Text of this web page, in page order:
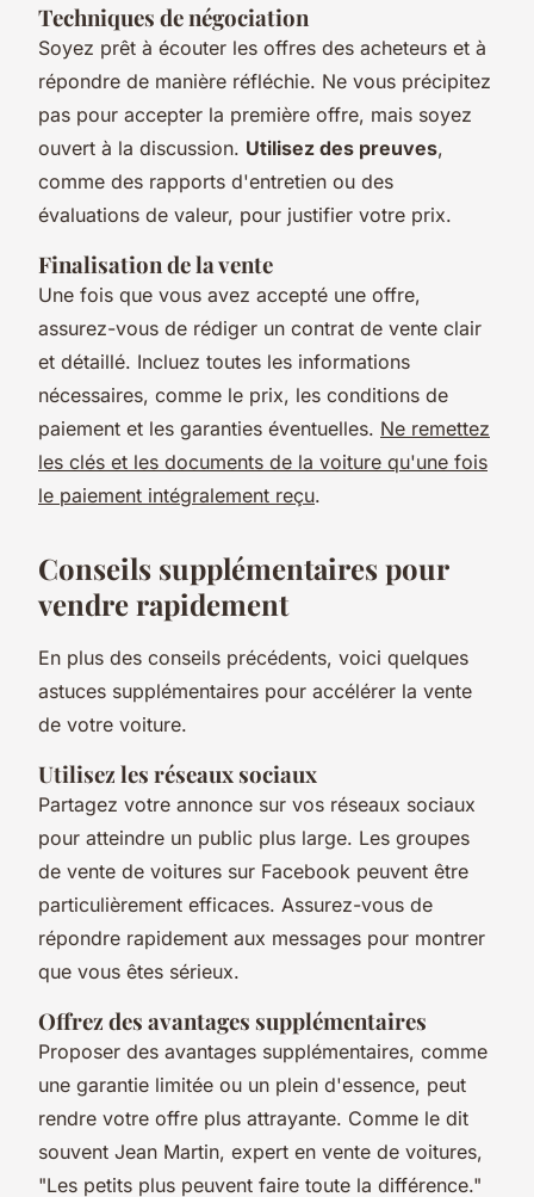
Techniques de négociation
Soyez prêt à écouter les offres des acheteurs et à
répondre de manière réfléchie. Ne vous précipitez
pas pour accepter la première offre, mais soyez
ouvert à la discussion. Utilisez des preuves,
comme des rapports d'entretien ou des
évaluations de valeur, pour justifier votre prix.
Finalisation de la vente
Une fois que vous avez accepté une offre,
assurez-vous de rédiger un contrat de vente clair
et détaillé. Incluez toutes les informations
nécessaires, comme le prix, les conditions de
paiement et les garanties éventuelles. Ne remettez
les clés et les documents de la voiture qu'une fois
le paiement intégralement reçu.
Conseils supplémentaires pour
vendre rapidement
En plus des conseils précédents, voici quelques
astuces supplémentaires pour accélérer la vente
de votre voiture.
Utilisez les réseaux sociaux
Partagez votre annonce sur vos réseaux sociaux
pour atteindre un public plus large. Les groupes
de vente de voitures sur Facebook peuvent être
particulièrement efficaces. Assurez-vous de
répondre rapidement aux messages pour montrer
que vous êtes sérieux.
Offrez des avantages supplémentaires
Proposer des avantages supplémentaires, comme
une garantie limitée ou un plein d'essence, peut
rendre votre offre plus attrayante. Comme le dit
souvent Jean Martin, expert en vente de voitures,
"Les petits plus peuvent faire toute la différence."